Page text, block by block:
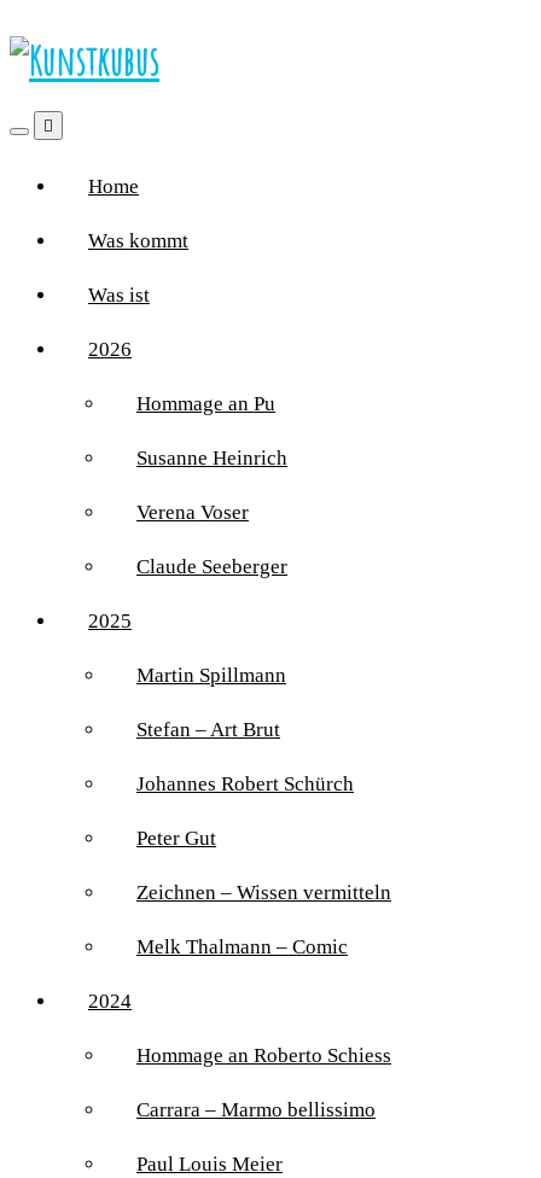
Home
Was kommt
Was ist
2026
Hommage an Pu
Susanne Heinrich
Verena Voser
Claude Seeberger
2025
Martin Spillmann
Stefan – Art Brut
Johannes Robert Schürch
Peter Gut
Zeichnen – Wissen vermitteln
Melk Thalmann – Comic
2024
Hommage an Roberto Schiess
Carrara – Marmo bellissimo
Paul Louis Meier